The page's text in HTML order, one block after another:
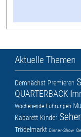
Aktuelle Themen
Demnächst Premieren
QUARTERBACK
Wochenende Führungen
Kabarett Kinder
Trödelmarkt Dinner-Show